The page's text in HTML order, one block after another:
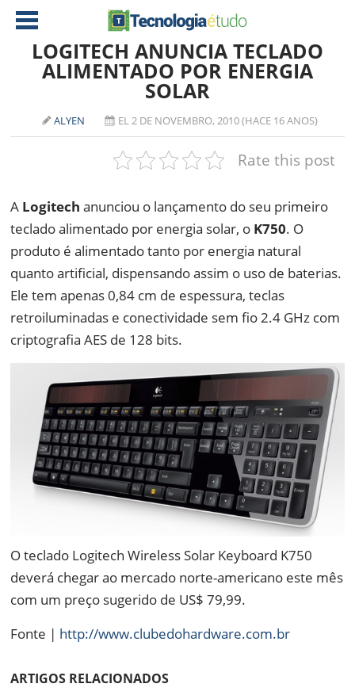
AMD
NVIDIA
NOTEBOOKS
TABLETS
NOKIA
DOWNLOADS
LOGITECH ANUNCIA TECLADO
ALIMENTADO POR ENERGIA
SOLAR
ALYEN EL 2 DE NOVEMBRO, 2010 (HACE 16 ANOS)
Rate this post
A Logitech anunciou o lançamento do seu primeiro
teclado alimentado por energia solar, o K750. O
produto é alimentado tanto por energia natural
quanto artificial, dispensando assim o uso de baterias.
Ele tem apenas 0,84 cm de espessura, teclas
retroiluminadas e conectividade sem fio 2.4 GHz com
criptografia AES de 128 bits.
O teclado Logitech Wireless Solar Keyboard K750
deverá chegar ao mercado norte-americano este mês
com um preço sugerido de US$ 79,99.
Fonte | http://www.clubedohardware.com.br
ARTIGOS RELACIONADOS